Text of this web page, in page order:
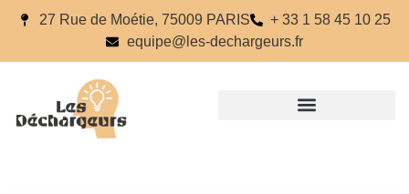
27 Rue de Moétie, 75009 PARIS
+ 33 1 58 45 10 25
equipe@les-dechargeurs.fr